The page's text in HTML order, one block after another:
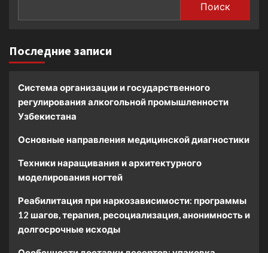
Поиск
Последние записи
Система организации и государственного
регулирования алкогольной промышленности
Узбекистана
Основные направления медицинской диагностики
Техники наращивания и архитектурного
моделирования ногтей
Реабилитация при наркозависимости: программы
12 шагов, терапия, ресоциализация, анонимность и
долгосрочные исходы